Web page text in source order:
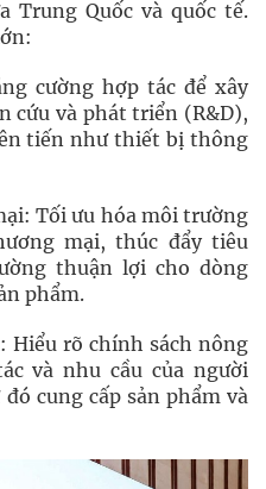
Trung Quốc và quốc tế.
cường hợp tác để xây
cứu và phát triển (R&D),
tiến như thiết bị thông
Tối ưu hóa môi trường
mại, thúc đẩy tiêu
thuận lợi cho dòng
phẩm.
Hiểu rõ chính sách nông
và nhu cầu của người
cung cấp sản phẩm và